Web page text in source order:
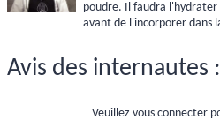
poudre. Il faudra l'hydrater
avant de l'incorporer dans
Avis des internautes :
Veuillez vous connecter